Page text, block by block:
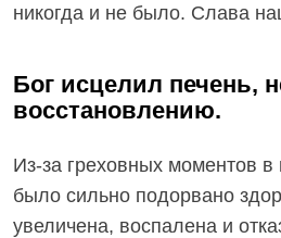
никогда и не было. Слава
Бог исцелил печень,
восстановлению.
Из-за греховных моментов
было сильно подорвано
увеличена, воспалена и